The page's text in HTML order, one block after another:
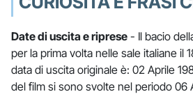
Date di uscita e riprese - Il bacio
per la prima volta nelle sale italiane il
data di uscita originale è: 02 Aprile
del film si sono svolte nel periodo 06